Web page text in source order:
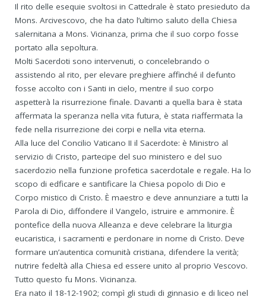
Il rito delle esequie svoltosi in Cattedrale è stato presieduto da
Mons. Arcivescovo, che ha dato l’ultimo saluto della Chiesa
salernitana a Mons. Vicinanza, prima che il suo corpo fosse
portato alla sepoltura.
Molti Sacerdoti sono intervenuti, o concelebrando o
assistendo al rito, per elevare preghiere affinché il defunto
fosse accolto con i Santi in cielo, mentre il suo corpo
aspetterà la risurrezione finale. Davanti a quella bara è stata
affermata la speranza nella vita futura, è stata riaffermata la
fede nella risurrezione dei corpi e nella vita eterna.
Alla luce del Concilio Vaticano II il Sacerdote: è Ministro al
servizio di Cristo, partecipe del suo ministero e del suo
sacerdozio nella funzione profetica sacerdotale e regale. Ha lo
scopo di edficare e santificare la Chiesa popolo di Dio e
Corpo mistico di Cristo. È maestro e deve annunziare a tutti la
Parola di Dio, diffondere il Vangelo, istruire e ammonire. È
pontefice della nuova Alleanza e deve celebrare la liturgia
eucaristica, i sacramenti e perdonare in nome di Cristo. Deve
formare un’autentica comunità cristiana, difendere la verità;
nutrire fedeltà alla Chiesa ed essere unito al proprio Vescovo.
Tutto questo fu Mons. Vicinanza.
Era nato il 18-12-1902; compì gli studi di ginnasio e di liceo nel